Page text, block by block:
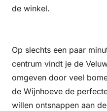
de winkel.
Op slechts een paar
centrum vindt je de
omgeven door veel
de Wijnhoeve de
willen ontsnappen aan